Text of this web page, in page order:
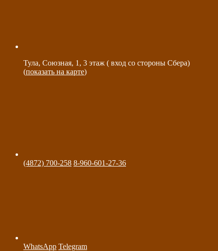
Тула, Союзная, 1, 3 этаж ( вход со стороны Сбера)
(показать на карте)
(4872) 700-258 8-960-601-27-36
WhatsApp Telegram